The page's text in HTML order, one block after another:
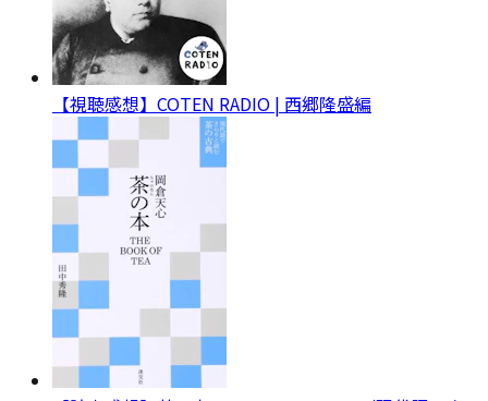
【視聴感想】COTEN RADIO | 西郷隆盛編